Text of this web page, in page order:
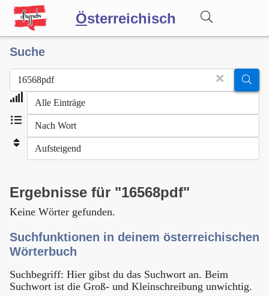
Österreichisch
Wörterbuch
Forum
Blog
Suche
Ergebnisse für "16568pdf"
Keine Wörter gefunden.
Suchfunktionen in deinem österreichischen
Wörterbuch
Suchbegriff: Hier gibst du das Suchwort an. Beim
Suchwort ist die Groß- und Kleinschreibung unwichtig.